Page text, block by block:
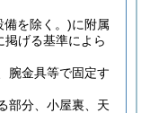
備を除く。)に附属
げる基準によら
腕金具等で固定す
部分、小屋裏、天